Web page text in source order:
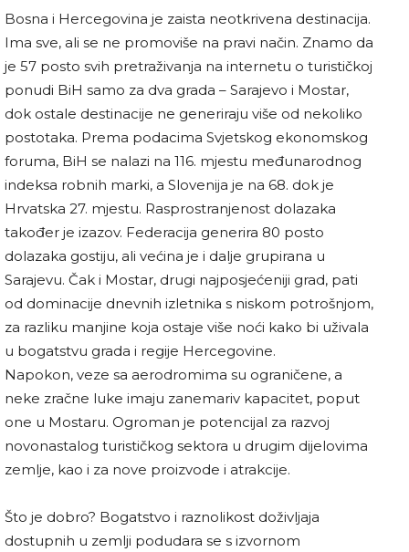
Bosna i Hercegovina je zaista neotkrivena destinacija.
Ima sve, ali se ne promoviše na pravi način. Znamo da
je 57 posto svih pretraživanja na internetu o turističkoj
ponudi BiH samo za dva grada – Sarajevo i Mostar,
dok ostale destinacije ne generiraju više od nekoliko
postotaka. Prema podacima Svjetskog ekonomskog
foruma, BiH se nalazi na 116. mjestu međunarodnog
indeksa robnih marki, a Slovenija je na 68. dok je
Hrvatska 27. mjestu. Rasprostranjenost dolazaka
također je izazov. Federacija generira 80 posto
dolazaka gostiju, ali većina je i dalje grupirana u
Sarajevu. Čak i Mostar, drugi najposjećeniji grad, pati
od dominacije dnevnih izletnika s niskom potrošnjom,
za razliku manjine koja ostaje više noći kako bi uživala
u bogatstvu grada i regije Hercegovine.
Napokon, veze sa aerodromima su ograničene, a
neke zračne luke imaju zanemariv kapacitet, poput
one u Mostaru. Ogroman je potencijal za razvoj
novonastalog turističkog sektora u drugim dijelovima
zemlje, kao i za nove proizvode i atrakcije.
Što je dobro? Bogatstvo i raznolikost doživljaja
dostupnih u zemlji podudara se s izvornom